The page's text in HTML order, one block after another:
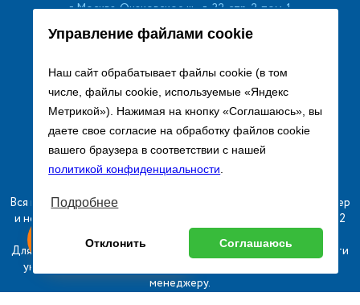
Управление файлами cookie
Наш сайт обрабатывает файлы cookie (в том
числе, файлы cookie, используемые «Яндекс
Метрикой»). Нажимая на кнопку «Соглашаюсь», вы
даете свое согласие на обработку файлов cookie
вашего браузера в соответствии с нашей
политикой конфиденциальности.
Подробнее
Отклонить Соглашаюсь
г. Москва, Очаковское ш., д. 32, стр. 2, пом. 1
+7 (495) 256 08 13
Заказать звонок
sales@remtorgholod.ru
Разработка и продвижение сайта
Вся информация на сайте о товарах носит справочный характер
и не является публичной офертой в соответствии с пунктом 2
статьи 437 ГК РФ.
Для получения подробной информации о наличии и стоимости
указанных товаров и (или) услуг, пожалуйста, обращайтесь к
менеджеру.
оборудование
Оставь заявку